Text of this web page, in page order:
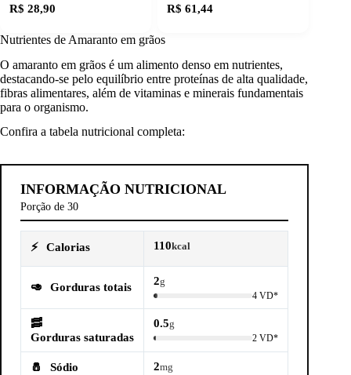
R$ 28,90 R$ 61,44
Nutrientes de Amaranto em grãos
O amaranto em grãos é um alimento denso em nutrientes,
destacando-se pelo equilíbrio entre proteínas de alta qualidade,
fibras alimentares, além de vitaminas e minerais fundamentais
para o organismo.
Confira a tabela nutricional completa:
INFORMAÇÃO NUTRICIONAL
Porção de 30
⚡ Calorias 110kcal
🥑 Gorduras totais 2g
4 VD*
🥓
Gorduras saturadas
0.5g
2 VD*
🧂 Sódio 2mg